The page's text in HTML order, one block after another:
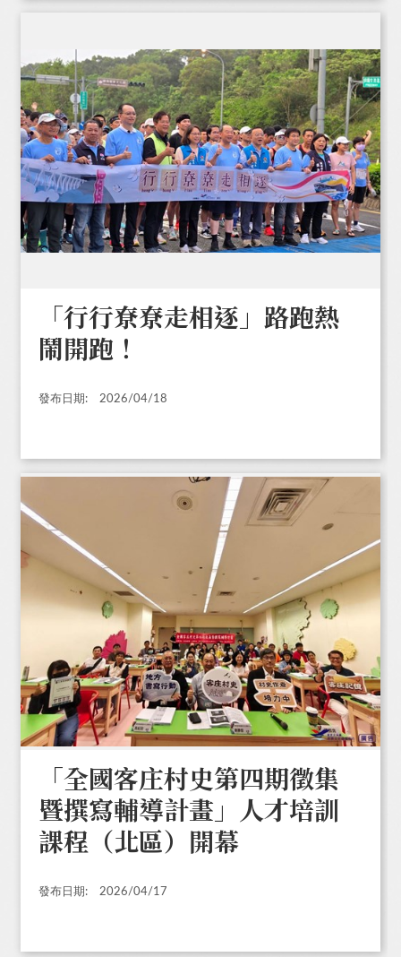
「行行尞尞走相逐」路跑熱
鬧開跑！
發布日期: 2026/04/18
「全國客庄村史第四期徵集
暨撰寫輔導計畫」人才培訓
課程（北區）開幕
發布日期: 2026/04/17